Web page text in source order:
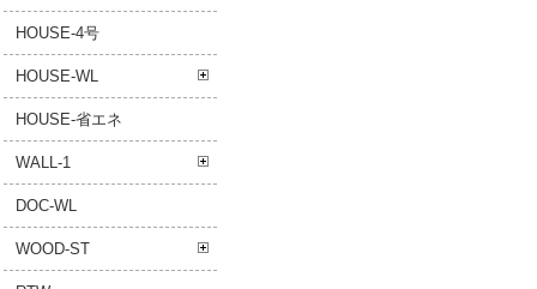
HOUSE-4号
HOUSE-WL
HOUSE-省エネ
WALL-1
DOC-WL
WOOD-ST